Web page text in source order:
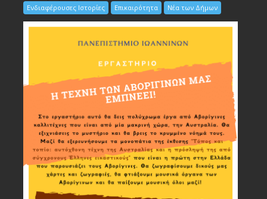
Ενδιαφέρουσες Ιστορίες Επικαιρότητα Νέα των Δήμων